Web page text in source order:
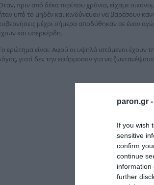
paron.gr -
If you wish
sensitive
confirm
continue
information
further
πριν από δέκα περίπου χρόνια, είχαμε
υπό το μηδέν και κινδύνευαν να βαρέσουν
μέχρι σήμερα αποδύθηκαν σε έναν
και υπερκέρδη.
ερώτημα είναι: Αφού οι υψηλά ιστάμενοι έχουν
γιατί δεν την εφάρμοσαν για να